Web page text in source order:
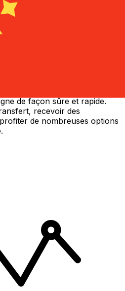
de façon sûre et rapide.
recevoir des
de nombreuses options